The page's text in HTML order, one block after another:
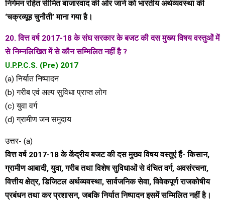
निर्गमन रहित सीमित बाजारवाद की ओर जाने को भारतीय अर्थव्यवस्था की
‘चक्रव्यूह चुनौती’ माना गया है।
20. वित्त वर्ष 2017-18 के संघ सरकार के बजट की दस मुख्य विषय वस्तुओं में
से निम्नलिखित में से कौन सम्मिलित नहीं है ?
U.P.P.C.S. (Pre) 2017
(a) निर्यात निष्पादन
(b) गरीब एवं अल्प सुविधा प्राप्त लोग
(c) युवा वर्ग
(d) ग्रामीण जन समुदाय
उत्तर- (a)
वित्त वर्ष 2017-18 के केंद्रीय बजट की दस मुख्य विषय वस्तुएं हैं- किसान,
ग्रामीण आबादी, युवा, गरीब तथा विशेष सुविधाओं से वंचित वर्ग, अवसंरचना,
वित्तीय क्षेत्र, डिजिटल अर्थव्यवस्था, सार्वजनिक सेवा, विवेकपूर्ण राजकोषीय
प्रबंधन तथा कर प्रशासन, जबकि निर्यात निष्पादन इसमें सम्मिलित नहीं है।